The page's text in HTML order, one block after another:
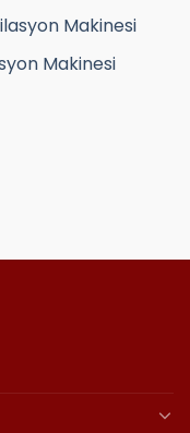
Makinesi
Makinesi